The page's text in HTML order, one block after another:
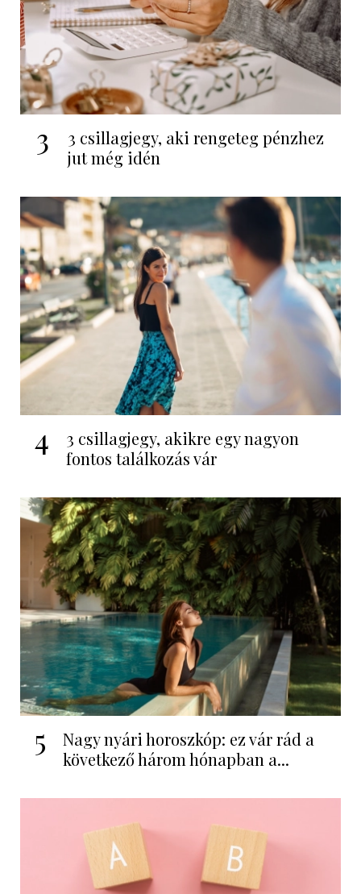
3
3 csillagjegy, aki rengeteg pénzhez
jut még idén
4
3 csillagjegy, akikre egy nagyon
fontos találkozás vár
5
Nagy nyári horoszkóp: ez vár rád a
következő három hónapban a...